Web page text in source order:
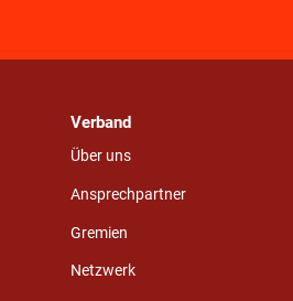
Verband
Über uns
Ansprechpartner
Gremien
Netzwerk